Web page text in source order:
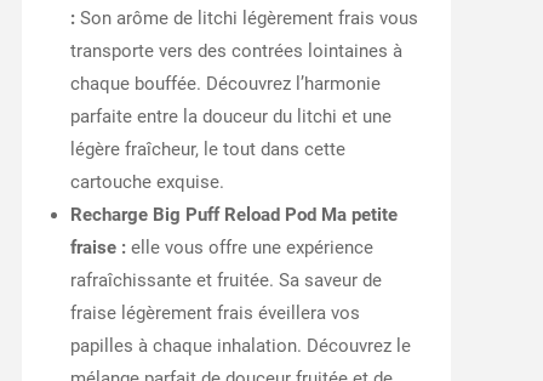
:Son arôme de litchi légèrement frais vous
transporte vers des contrées lointaines à
chaque bouffée. Découvrez l’harmonie
parfaite entre la douceur du litchi et une
légère fraîcheur, le tout dans cette
cartouche exquise.
Recharge Big Puff Reload Pod Ma petite
fraise :elle vous offre une expérience
rafraîchissante et fruitée. Sa saveur de
fraise légèrement frais éveillera vos
papilles à chaque inhalation. Découvrez le